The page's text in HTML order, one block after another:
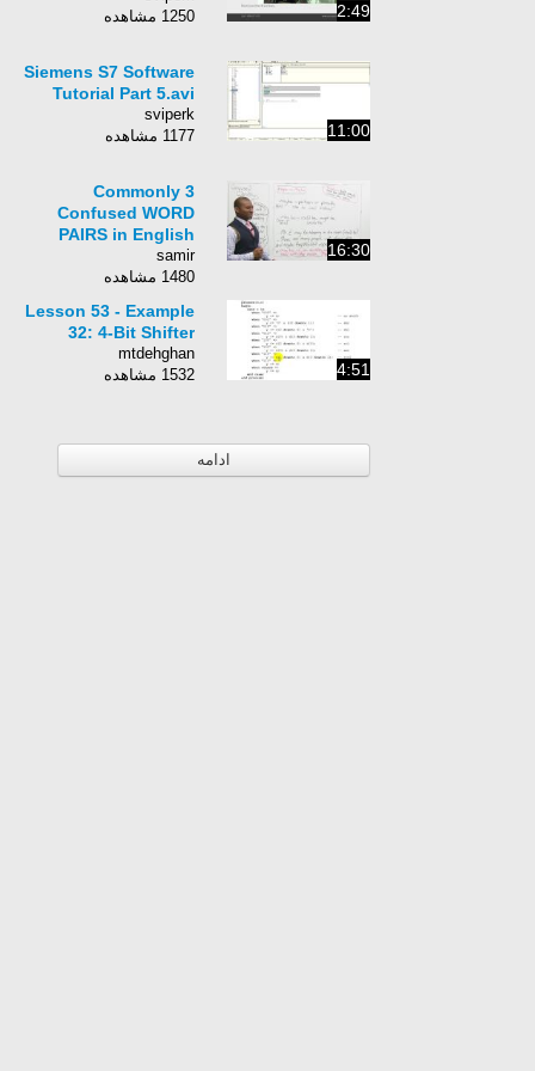
2:49
1250 مشاهده
11:00
Siemens S7 Software
Tutorial Part 5.avi
sviperk
1177 مشاهده
16:30
3 Commonly
Confused WORD
PAIRS in English
samir
1480 مشاهده
4:51
Lesson 53 - Example
32: 4-Bit Shifter
mtdehghan
1532 مشاهده
ادامه